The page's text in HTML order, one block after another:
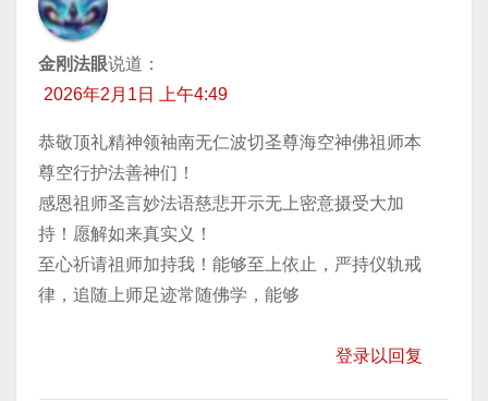
金刚法眼说道：
2026年2月1日 上午4:49
恭敬顶礼精神领袖南无仁波切圣尊海空神佛祖师本
尊空行护法善神们！
感恩祖师圣言妙法语慈悲开示无上密意摄受大加
持！愿解如来真实义！
至心祈请祖师加持我！能够至上依止，严持仪轨戒
律，追随上师足迹常随佛学，能够
登录以回复